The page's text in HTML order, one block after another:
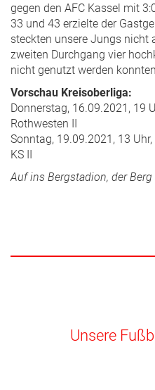
gegen den AFC Kassel mit
33 und 43 erzielte der
steckten unsere Jungs nicht
zweiten Durchgang vier
nicht genutzt werden
Vorschau Kreisoberliga:
Donnerstag, 16.09.2021, 19
Rothwesten II
Sonntag, 19.09.2021, 13
KS II
Auf ins Bergstadion, der
Unsere